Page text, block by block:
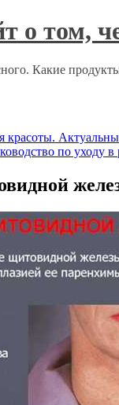
о том,
Какие
красоты.
по уходу